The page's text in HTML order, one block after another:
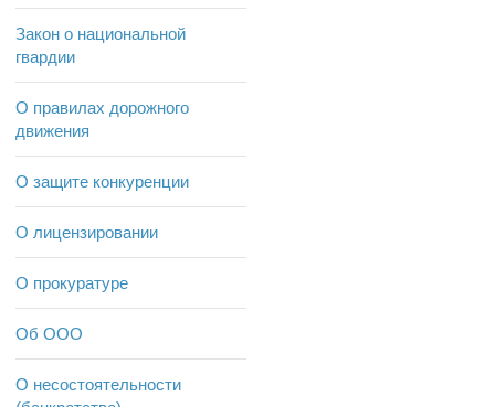
Закон о национальной
гвардии
О правилах дорожного
движения
О защите конкуренции
О лицензировании
О прокуратуре
Об ООО
О несостоятельности